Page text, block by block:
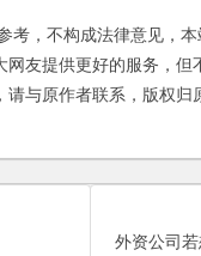
，不构成法律意见，本
友提供更好的服务，
与原作者联系，版权归
外资公司若